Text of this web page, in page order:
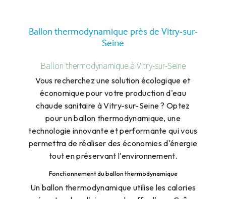
Ballon thermodynamique près de Vitry-sur-
Seine
Ballon thermodynamique à Vitry-sur-Seine
Vous recherchez une solution écologique et
économique pour votre production d'eau
chaude sanitaire à Vitry-sur-Seine ? Optez
pour un ballon thermodynamique, une
technologie innovante et performante qui vous
permettra de réaliser des économies d'énergie
tout en préservant l'environnement.
Fonctionnement du ballon thermodynamique
Un ballon thermodynamique utilise les calories